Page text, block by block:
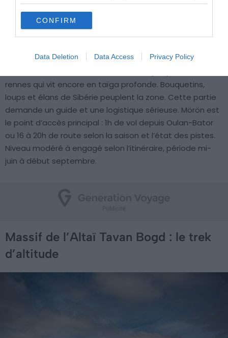
CONFIRM
Data Deletion Data Access Privacy Policy
accessible que la rive est, où les camps touristiques se
succèdent en été.
cheval pour rejoindre la dépression de Darkhad. C’est
rennes qui vit encore en taïga profonde. Bouquetins,
loups et élans de Sibérie peuplent la zone. Cette partie
demande un guide et une logistique sérieuse. Mörön est
le point d’accès principal : 1h de vol depuis Oulan-Bator
ou 16 à 20h de route selon la saison et l’état des pistes.
Niveau modéré à engagé selon l’itinéraire, période mi-
juin à début septembre.
Massif de l’Altaï Tavan Bogd : le trek
d’altitude